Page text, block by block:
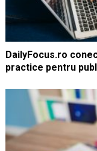
DailyFocus.ro
practice pentru